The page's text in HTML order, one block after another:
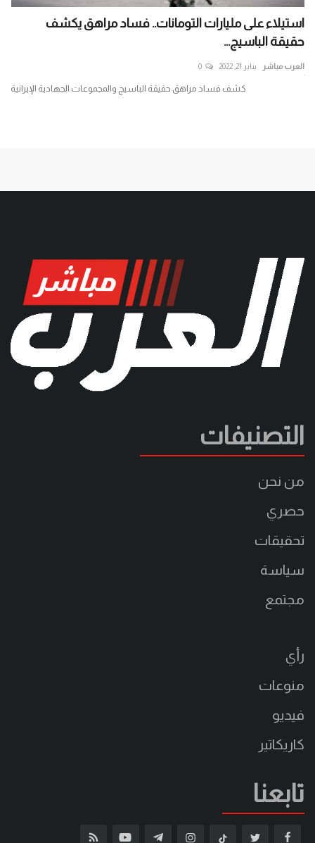
استيلاء على مليارات التومانات.. فساد مراهق يكشف
حقيقة الباسيج...
العرب مباشر يناير 21, 2022 0
كشف فساد مراهق حقيقة الباسيج والمجموعات الجهادية الإيرانية
التصنيفات
من نحن
حصري
تحقيقات
سياسة
مجتمع
رأي
منوعات
فيديو
كاريكاتير
تابعنا